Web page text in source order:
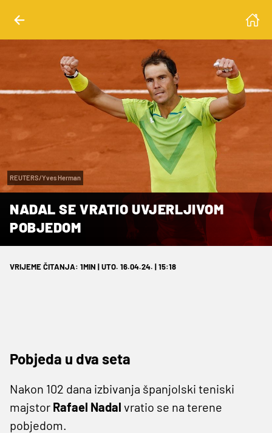
REUTERS/Yves Herman
NADAL SE VRATIO UVJERLJIVOM
POBJEDOM
VRIJEME ČITANJA: 1MIN | UTO. 16.04.24. | 15:18
Pobjeda u dva seta
Nakon 102 dana izbivanja španjolski teniski
majstor Rafael Nadal vratio se na terene
pobjedom.